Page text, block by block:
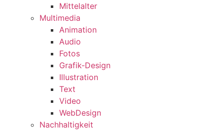
Mittelalter
Multimedia
Animation
Audio
Fotos
Grafik-Design
Illustration
Text
Video
WebDesign
Nachhaltigkeit